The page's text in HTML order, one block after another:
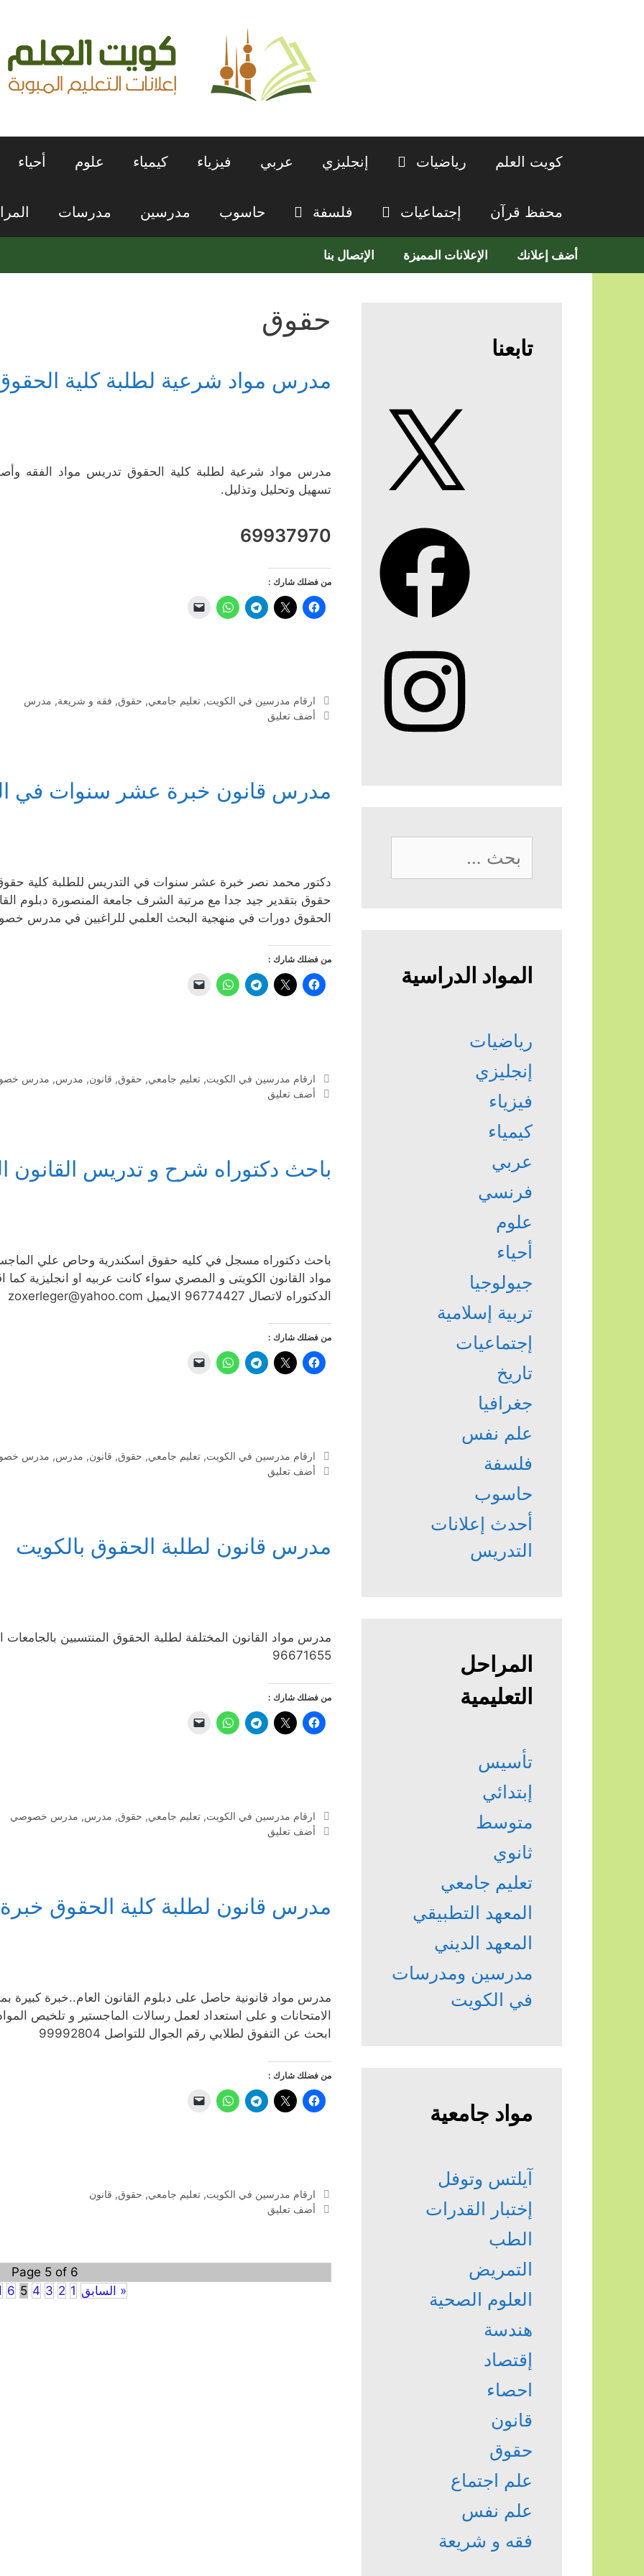
كويت العلم رياضيات إنجليزي عربي فيزياء كيمياء علوم أحياء
محفظ قرآن إجتماعيات فلسفة حاسوب مدرسين مدرسات
أضف إعلانك الإعلانات المميزة الإتصال بنا
حقوق
مدرس مواد شرعية لطلبة كلية
مدرس مواد شرعية لطلبة كلية الحقوق تدريس مواد الفقه
تسهيل وتحليل وتذليل.
69937970
من فضلك شارك :
التصنيفات
ارقام مدرسين في الكويت, تعليم جامعي, حقوق, فقه و شريعة, مدرس
أضف تعليق
مدرس قانون خبرة عشر سنوات في
دكتور محمد نصر خبرة عشر سنوات في التدريس للطلبة كلية
حقوق بتقدير جيد جدا مع مرتبة الشرف جامعة المنصورة دبلوم
الحقوق دورات في منهجية البحث العلمي للراغبين في مدرس خصوصي
من فضلك شارك :
التصنيفات
ارقام مدرسين في الكويت, تعليم جامعي, حقوق, قانون, مدرس, مدرس
أضف تعليق
باحث دكتوراه شرح و تدريس القانون
باحث دكتوراه مسجل في كليه حقوق اسكندرية وحاص علي
مواد القانون الكويتى و المصري سواء كانت عربيه او انجليزية كما
الدكتوراه لاتصال 96774427 الايميل zoxerleger@yahoo.com
من فضلك شارك :
التصنيفات
ارقام مدرسين في الكويت, تعليم جامعي, حقوق, قانون, مدرس, مدرس
أضف تعليق
مدرس قانون لطلبة الحقوق بالكويت
مدرس مواد القانون المختلفة لطلبة الحقوق المنتسبين
96671655
من فضلك شارك :
التصنيفات
ارقام مدرسين في الكويت, تعليم جامعي, حقوق, مدرس, مدرس خصوصي
أضف تعليق
مدرس قانون لطلبة كلية الحقوق
مدرس مواد قانونية حاصل على دبلوم القانون العام..خبرة كبيرة
الامتحانات و على استعداد لعمل رسالات الماجستير و تلخيص
ابحث عن التفوق لطلابي رقم الجوال للتواصل 99992804
من فضلك شارك :
التصنيفات
ارقام مدرسين في الكويت, تعليم جامعي, حقوق, قانون
أضف تعليق
Page 5 of 6
« السابق 1
2
3
4
5
6
تابعنا
Facebook
Instagram
البحث
عن:
المواد الدراسية
رياضيات
إنجليزي
فيزياء
كيمياء
عربي
فرنسي
علوم
أحياء
جيولوجيا
تربية إسلامية
إجتماعيات
تاريخ
جغرافيا
علم نفس
فلسفة
حاسوب
أحدث إعلانات
التدريس
المراحل
التعليمية
تأسيس
إبتدائي
متوسط
ثانوي
تعليم جامعي
المعهد التطبيقي
المعهد الديني
مدرسين ومدرسات
في الكويت
مواد جامعية
آيلتس وتوفل
إختبار القدرات
الطب
التمريض
العلوم الصحية
هندسة
إقتصاد
احصاء
قانون
حقوق
علم اجتماع
علم نفس
فقه و شريعة